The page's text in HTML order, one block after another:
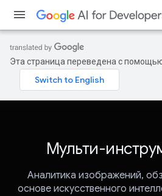
Эта страница переведена с
Мульти-
Аналитика изображений,
основе искусственного